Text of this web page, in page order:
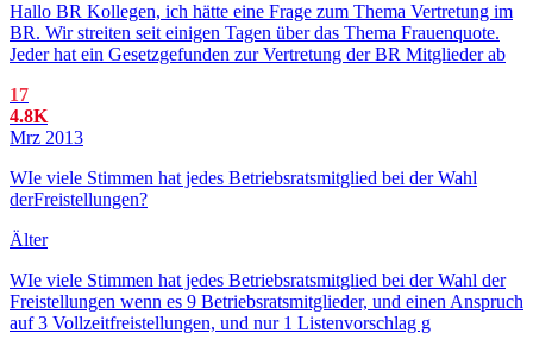
Hallo BR Kollegen, ich hätte eine Frage zum Thema Vertretung im
BR. Wir streiten seit einigen Tagen über das Thema Frauenquote.
Jeder hat ein Gesetzgefunden zur Vertretung der BR Mitglieder ab
17
4.8K
Mrz 2013
WIe viele Stimmen hat jedes Betriebsratsmitglied bei der Wahl
derFreistellungen?
Älter
WIe viele Stimmen hat jedes Betriebsratsmitglied bei der Wahl der
Freistellungen wenn es 9 Betriebsratsmitglieder, und einen Anspruch
auf 3 Vollzeitfreistellungen, und nur 1 Listenvorschlag g